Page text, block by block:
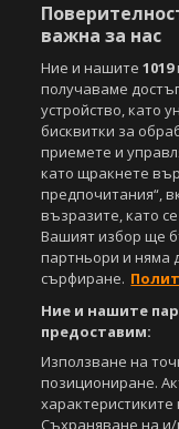
Copyright © 2007-2026
Този уебсайт е
За нас Екип За
Етични правила на НСС
Управление на
Съдържанието на този
под закрила на Закона
Всички статии,
видео материали,
Спортал, освен ако
публикуване на
Агенция Спортал,
www.sportal.bg.
публикувани в сайта, е
санкционирани с
СвалиБЕЗПЛАТНОТО
важна за нас
Ние и нашите1019
получаваме
устройство, като
бисквитки за
приемете и
като щракнете
предпочитания“,
възразите, като
Вашият избор ще
партньори и няма
сърфиране.
Ние и нашите
предоставим:
Използване на
позициониране.
Съхраняване на